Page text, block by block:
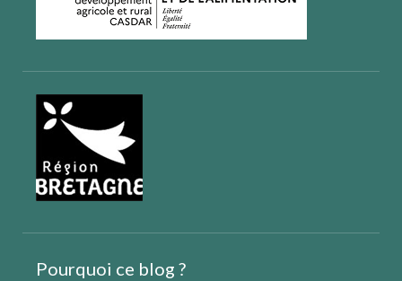
Pourquoi ce blog ?